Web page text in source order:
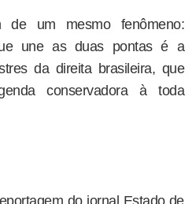
de um mesmo fenômeno:
une as duas pontas é a
da direita brasileira, que
conservadora à toda
do jornal Estado de